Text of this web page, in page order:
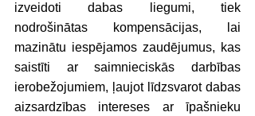
izveidoti dabas liegumi, tiek
nodrošinātas kompensācijas, lai
mazinātu iespējamos zaudējumus, kas
saistīti ar saimnieciskās darbības
ierobežojumiem, ļaujot līdzsvarot dabas
aizsardzības intereses ar īpašnieku